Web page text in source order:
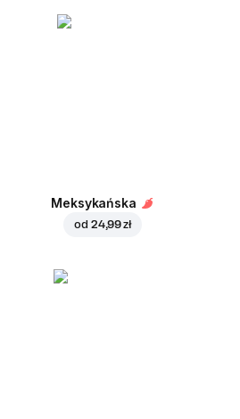
Meksykańska
od 24,99 zł